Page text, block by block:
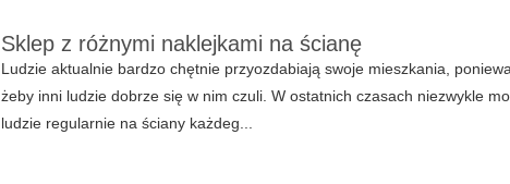
Sklep z różnymi naklejkami na ścianę
Ludzie aktualnie bardzo chętnie przyozdabiają swoje mieszkania,
żeby inni ludzie dobrze się w nim czuli. W ostatnich czasach niezwykle
ludzie regularnie na ściany każdeg...